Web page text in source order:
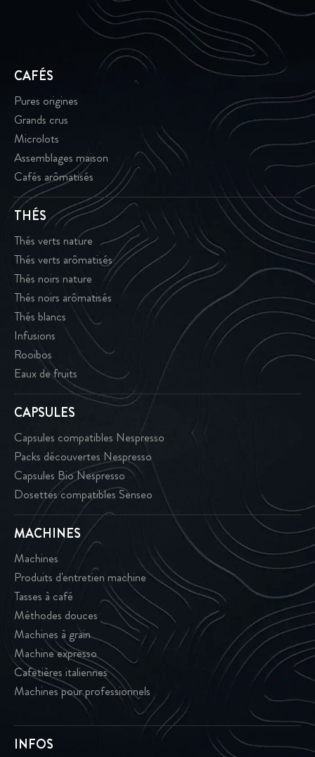
CAFÉS
Pures origines
Grands crus
Microlots
Assemblages maison
Cafés arômatisés
THÉS
Thés verts nature
Thés verts arômatisés
Thés noirs nature
Thés noirs arômatisés
Thés blancs
Infusions
Rooibos
Eaux de fruits
CAPSULES
Capsules compatibles Nespresso
Packs découvertes Nespresso
Capsules Bio Nespresso
Dosettes compatibles Senseo
MACHINES
Machines
Produits d'entretien machine
Tasses à café
Méthodes douces
Machines à grain
Machine expresso
Cafetières italiennes
Machines pour professionnels
INFOS